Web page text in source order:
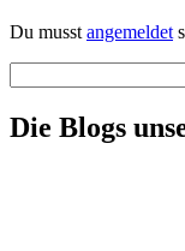
Du musst angemeldet
Die Blogs